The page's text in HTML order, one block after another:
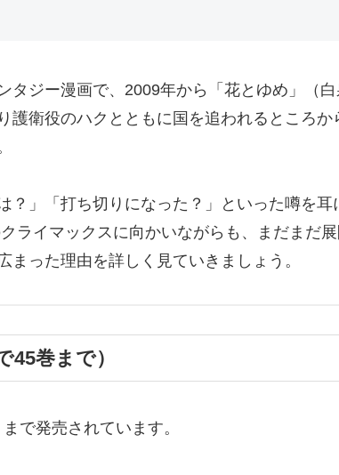
タジー漫画で、2009年から「花とゆめ」（
護衛役のハクとともに国を追われるところ
？」「打ち切りになった？」といった噂を
ライマックスに向かいながらも、まだまだ
った理由を詳しく見ていきましょう。
45巻まで）
まで発売されています。